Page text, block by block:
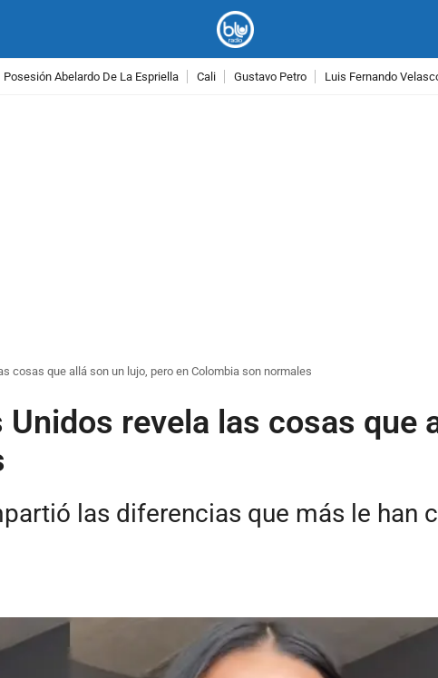
Posesión Abelardo De La Espriella Cali Gustavo Petro Luis Fernando
cosas que allá son un lujo, pero en Colombia son normales
revela las cosas que
las diferencias que más le han